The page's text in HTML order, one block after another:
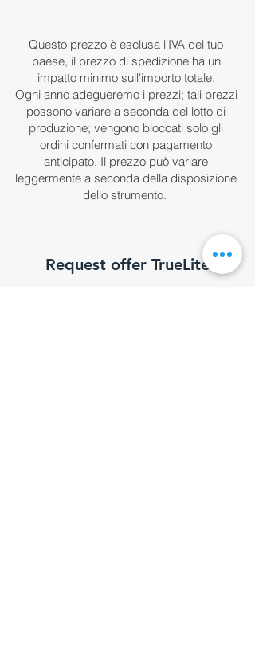
straps to the airplane's framework.
This device serves as an
emergency measure to be used in
situations where an emergency
landing is to be ruled out. Its
activation is triggered by a lever,
which deploys the parachute. The
parachute undergoes a mandatory
repacking costs through specific
Questo prezzo è esclusa l'IVA del tuo
paese, il prezzo di spedizione ha un
impatto minimo sull'importo totale.
Ogni anno adegueremo i prezzi; tali prezzi
possono variare a seconda del lotto di
produzione; vengono bloccati solo gli
ordini confermati con pagamento
anticipato. Il prezzo può variare
leggermente a seconda della disposizione
dello strumento.
Request offer TrueLite